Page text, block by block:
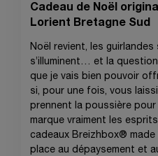
Cadeau de Noël
Lorient Bretagne Sud
Noël revient, les
s’illuminent… et la
que je vais bien pouvoir
si, pour une fois, vous
prennent la poussière
marque vraiment les
cadeaux Breizhbox® made
place au dépaysement et